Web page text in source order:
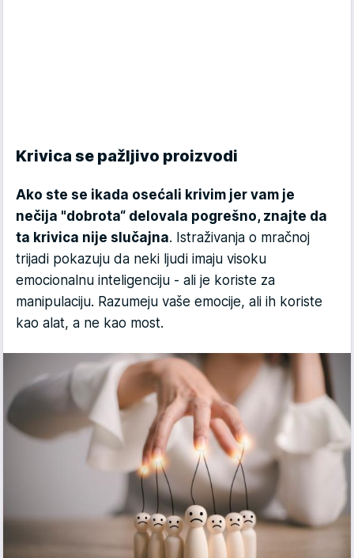
Krivica se pažljivo proizvodi
Ako ste se ikada osećali krivim jer vam je
nečija "dobrota“ delovala pogrešno, znajte da
ta krivica nije slučajna. Istraživanja o mračnoj
trijadi pokazuju da neki ljudi imaju visoku
emocionalnu inteligenciju - ali je koriste za
manipulaciju. Razumeju vaše emocije, ali ih koriste
kao alat, a ne kao most.